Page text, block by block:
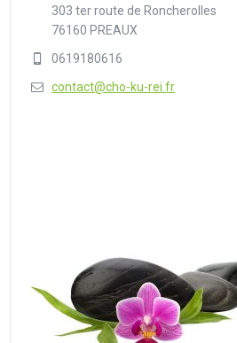
303 ter route de Roncherolles
76160 PREAUX
0619180616
contact@cho-ku-rei.fr